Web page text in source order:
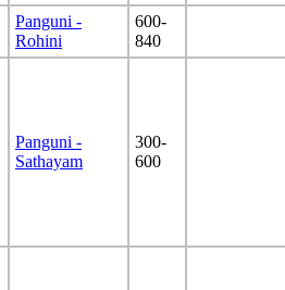
Panguni -
Rohini
600-
840
Panguni -
Sathayam
300-
600